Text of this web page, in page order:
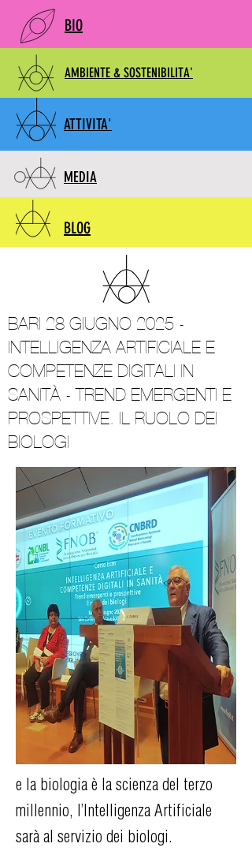
BIO
AMBIENTE & SOSTENIBILITA'
ATTIVITA'
MEDIA
BLOG
BARI 28 GIUGNO 2025 -
INTELLIGENZA ARTIFICIALE E
COMPETENZE DIGITALI IN
SANITÀ - TREND EMERGENTI E
PROSPETTIVE. IL RUOLO DEI
BIOLOGI
e la biologia è la scienza del terzo
millennio, l’Intelligenza Artificiale
sarà al servizio dei biologi.